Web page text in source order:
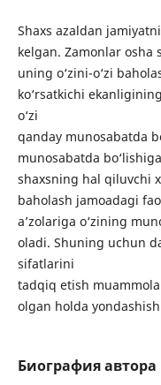
Shaxs azaldan
kelgan. Zamonlar osha
uning o‘zini-o‘zi
ko‘rsatkichi
o‘zi
qanday munosabatda
munosabatda
shaxsning hal qiluvchi
baholash jamoadagi
a’zolariga o‘zining
oladi. Shuning uchun
sifatlarini
tadqiq etish
olgan holda
Биография автора